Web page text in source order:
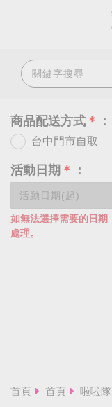
商品配送方式 ＊ ：
台中門市自取
活動日期 ＊ ：
如無法選擇需要的日期
處理。
首頁 首頁 啦啦